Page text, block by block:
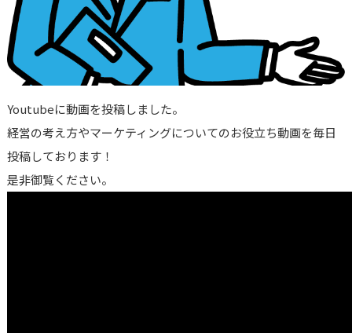
Youtubeに動画を投稿しました。
経営の考え方やマーケティングについてのお役立ち動画を毎日
投稿しております！
是非御覧ください。